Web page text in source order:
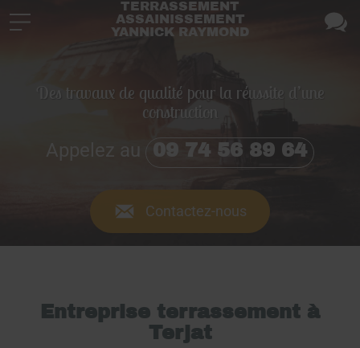
Des travaux de qualité pour la réussite d’une
construction
Appelez au
09 74 56 89 64
Contactez-nous
Entreprise terrassement à
Terjat
TERRASSEMENT
ASSAINISSEMENT
YANNICK RAYMOND